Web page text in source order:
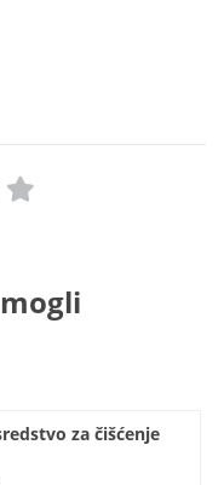
za čišćenje